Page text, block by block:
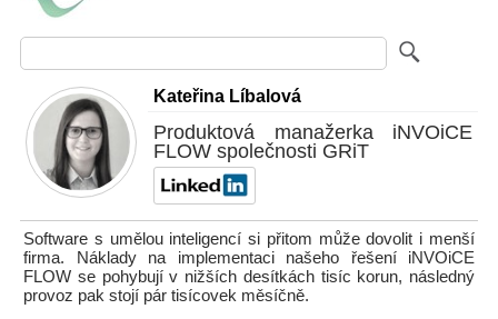
Kateřina Líbalová
Produktová manažerka iNVOiCE
FLOW společnosti GRiT
Software s umělou inteligencí si přitom může dovolit i menší
firma. Náklady na implementaci našeho řešení iNVOiCE
FLOW se pohybují v nižších desítkách tisíc korun, následný
provoz pak stojí pár tisícovek měsíčně.